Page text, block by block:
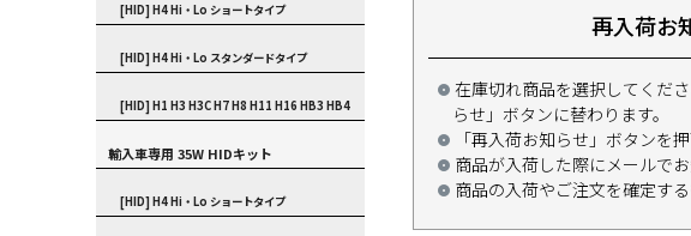
[HID] H4 Hi・Lo ショートタイプ
[HID] H4 Hi・Lo スタンダードタイプ
[HID] H1 H3 H3C H7 H8 H11 H16 HB3 HB4
輸入車専用 35W HIDキット
[HID] H4 Hi・Lo ショートタイプ
再入荷お
在庫切れ商品を選択してくだ
らせ」ボタンに替わります。
「再入荷お知らせ」ボタンを
商品が入荷した際にメールでお
商品の入荷やご注文を確定す